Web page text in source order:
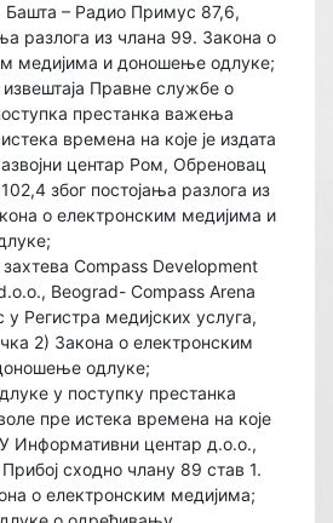
Башта – Радио Примус 87,6,
разлога из члана 99. Закона о
медијима и доношење одлуке;
Правне службе о
престанка важења
времена на које је издата
центар Ром, Обреновац
због постојања разлога из
о електронским медијима и
Compass Development
Beograd- Compass Arena
у Регистра медијских услуга,
2) Закона о електронским
одлуке;
у поступку престанка
пре истека времена на које
Информативни центар д.о.о.,
сходно члану 89 став 1.
о електронским медијима;